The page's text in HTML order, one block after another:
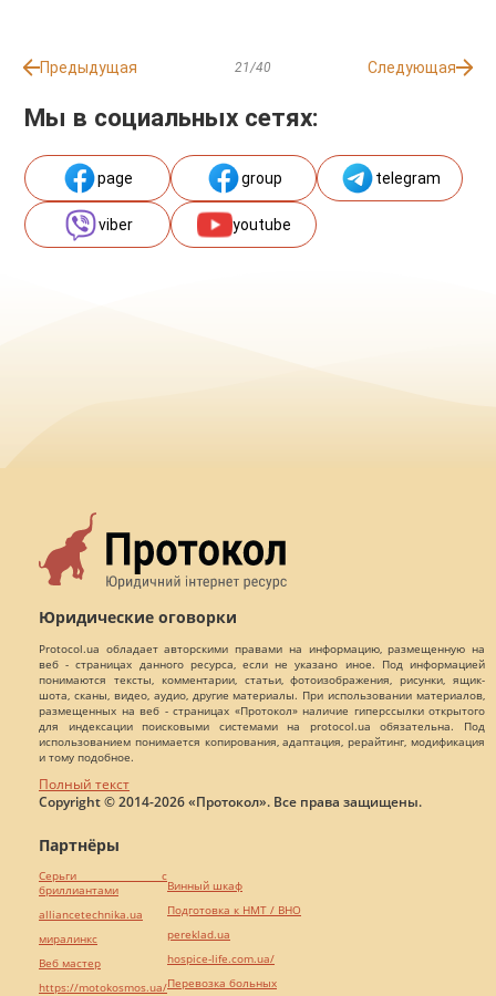
Предыдущая 21/40 Следующая
Мы в социальных сетях:
page group telegram
viber youtube
Юридические оговорки
Protocol.ua обладает авторскими правами на информацию, размещенную на
веб - страницах данного ресурса, если не указано иное. Под информацией
понимаются тексты, комментарии, статьи, фотоизображения, рисунки, ящик-
шота, сканы, видео, аудио, другие материалы. При использовании материалов,
размещенных на веб - страницах «Протокол» наличие гиперссылки открытого
для индексации поисковыми системами на protocol.ua обязательна. Под
использованием понимается копирования, адаптация, рерайтинг, модификация
и тому подобное.
Полный текст
Copyright © 2014-2026 «Протокол». Все права защищены.
Партнёры
Серьги с
бриллиантами
alliancetechnika.ua
миралинкс
Веб мастер
https://motokosmos.ua/
Винный шкаф
Подготовка к НМТ / ВНО
pereklad.ua
hospice-life.com.ua/
Перевозка больных